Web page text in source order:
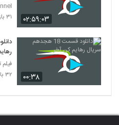
۰۲:۵۹:۰۳
۳۱ بازدید
۰۰:۳۸
فیلم
۳۲ بازدید